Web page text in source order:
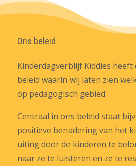
Ons beleid
Kinderdagverblijf Kiddies heeft
beleid waarin wij laten zien
op pedagogisch gebied.
Centraal in ons beleid staat
positieve benadering van het
uiting door de kinderen te
naar ze te luisteren en ze te